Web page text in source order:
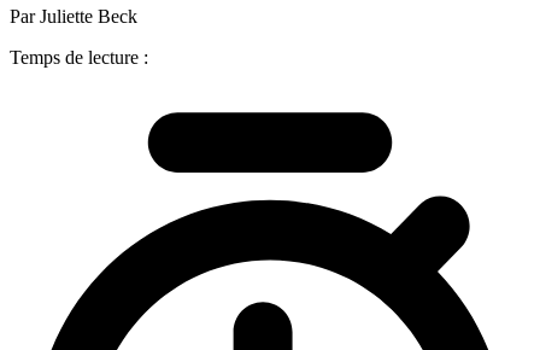
Par Juliette Beck
Temps de lecture :